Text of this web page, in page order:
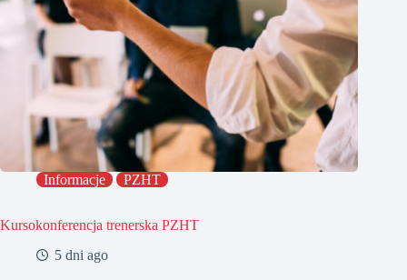
Informacje PZHT
Kursokonferencja trenerska PZHT
5 dni ago